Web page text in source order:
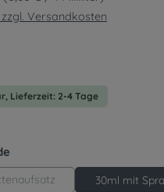
Versandkosten
Bewertung von 0 von 5
Lieferzeit: 2-4 Tage
30ml mit